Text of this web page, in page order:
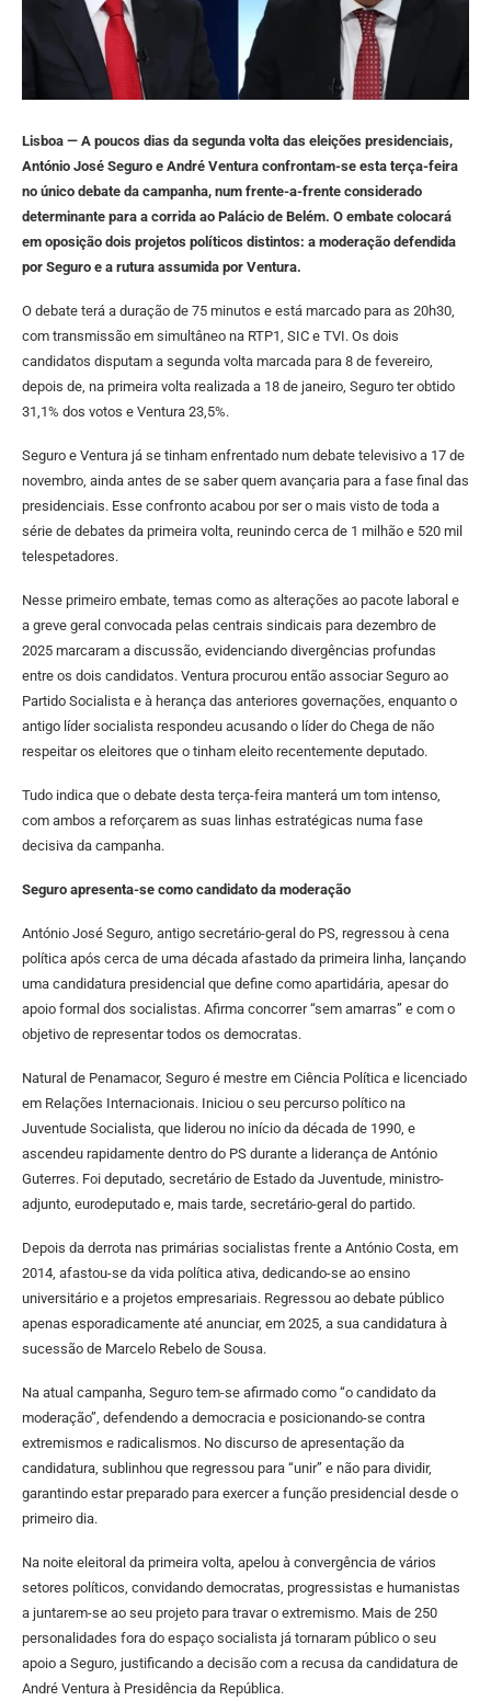
Lisboa — A poucos dias da segunda volta das eleições presidenciais,
António José Seguro e André Ventura confrontam-se esta terça-feira
no único debate da campanha, num frente-a-frente considerado
determinante para a corrida ao Palácio de Belém. O embate colocará
em oposição dois projetos políticos distintos: a moderação defendida
por Seguro e a rutura assumida por Ventura.
O debate terá a duração de 75 minutos e está marcado para as 20h30,
com transmissão em simultâneo na RTP1, SIC e TVI. Os dois
candidatos disputam a segunda volta marcada para 8 de fevereiro,
depois de, na primeira volta realizada a 18 de janeiro, Seguro ter obtido
31,1% dos votos e Ventura 23,5%.
Seguro e Ventura já se tinham enfrentado num debate televisivo a 17 de
novembro, ainda antes de se saber quem avançaria para a fase final das
presidenciais. Esse confronto acabou por ser o mais visto de toda a
série de debates da primeira volta, reunindo cerca de 1 milhão e 520 mil
telespetadores.
Nesse primeiro embate, temas como as alterações ao pacote laboral e
a greve geral convocada pelas centrais sindicais para dezembro de
2025 marcaram a discussão, evidenciando divergências profundas
entre os dois candidatos. Ventura procurou então associar Seguro ao
Partido Socialista e à herança das anteriores governações, enquanto o
antigo líder socialista respondeu acusando o líder do Chega de não
respeitar os eleitores que o tinham eleito recentemente deputado.
Tudo indica que o debate desta terça-feira manterá um tom intenso,
com ambos a reforçarem as suas linhas estratégicas numa fase
decisiva da campanha.
Seguro apresenta-se como candidato da moderação
António José Seguro, antigo secretário-geral do PS, regressou à cena
política após cerca de uma década afastado da primeira linha, lançando
uma candidatura presidencial que define como apartidária, apesar do
apoio formal dos socialistas. Afirma concorrer “sem amarras” e com o
objetivo de representar todos os democratas.
Natural de Penamacor, Seguro é mestre em Ciência Política e licenciado
em Relações Internacionais. Iniciou o seu percurso político na
Juventude Socialista, que liderou no início da década de 1990, e
ascendeu rapidamente dentro do PS durante a liderança de António
Guterres. Foi deputado, secretário de Estado da Juventude, ministro-
adjunto, eurodeputado e, mais tarde, secretário-geral do partido.
Depois da derrota nas primárias socialistas frente a António Costa, em
2014, afastou-se da vida política ativa, dedicando-se ao ensino
universitário e a projetos empresariais. Regressou ao debate público
apenas esporadicamente até anunciar, em 2025, a sua candidatura à
sucessão de Marcelo Rebelo de Sousa.
Na atual campanha, Seguro tem-se afirmado como “o candidato da
moderação”, defendendo a democracia e posicionando-se contra
extremismos e radicalismos. No discurso de apresentação da
candidatura, sublinhou que regressou para “unir” e não para dividir,
garantindo estar preparado para exercer a função presidencial desde o
primeiro dia.
Na noite eleitoral da primeira volta, apelou à convergência de vários
setores políticos, convidando democratas, progressistas e humanistas
a juntarem-se ao seu projeto para travar o extremismo. Mais de 250
personalidades fora do espaço socialista já tornaram público o seu
apoio a Seguro, justificando a decisão com a recusa da candidatura de
André Ventura à Presidência da República.